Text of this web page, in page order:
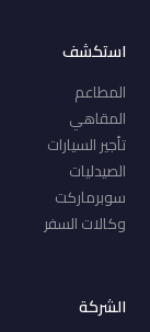
استكشف
المطاعم
المقاهي
تأجير السيارات
الصيدليات
سوبرماركت
وكالات السفر
الشركة